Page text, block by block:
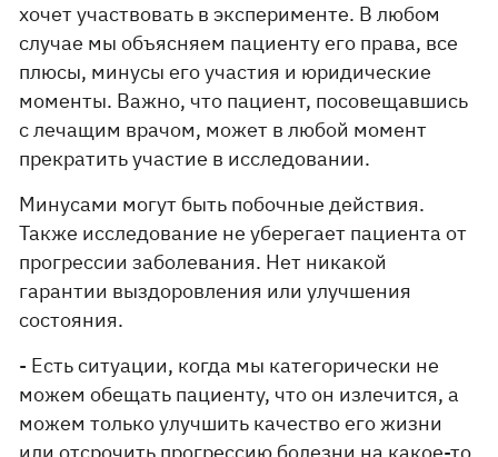
хочет участвовать в эксперименте. В любом
случае мы объясняем пациенту его права, все
плюсы, минусы его участия и юридические
моменты. Важно, что пациент, посовещавшись
с лечащим врачом, может в любой момент
прекратить участие в исследовании.
Минусами могут быть побочные действия.
Также исследование не уберегает пациента от
прогрессии заболевания. Нет никакой
гарантии выздоровления или улучшения
состояния.
- Есть ситуации, когда мы категорически не
можем обещать пациенту, что он излечится, а
можем только улучшить качество его жизни